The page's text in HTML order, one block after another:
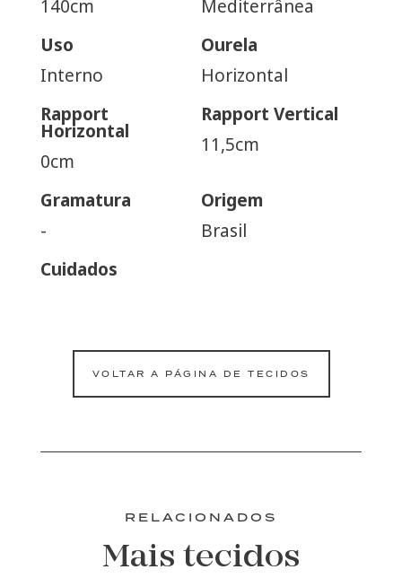
140cm
Mediterrânea
Uso
Interno
Ourela
Horizontal
Rapport
Horizontal
0cm
Rapport Vertical
11,5cm
Gramatura
-
Origem
Brasil
Cuidados
VOLTAR A PÁGINA DE TECIDOS
RELACIONADOS
Mais tecidos